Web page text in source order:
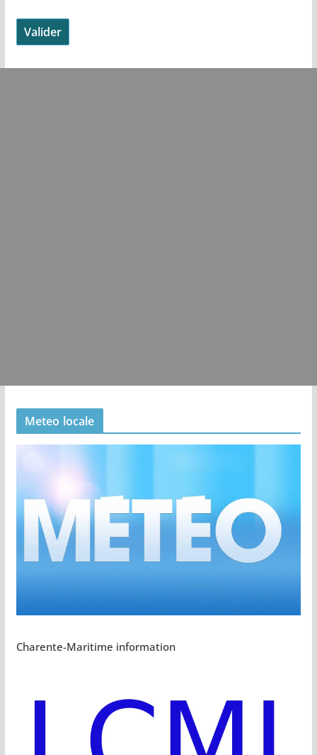
Meteo locale
Charente-Maritime information